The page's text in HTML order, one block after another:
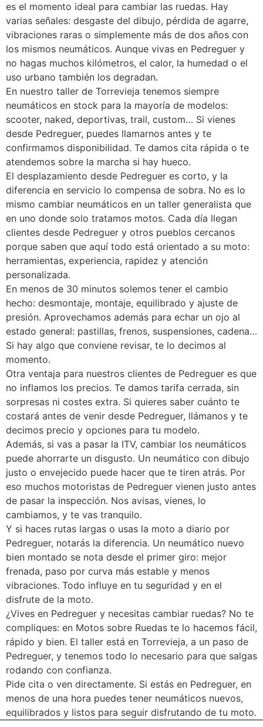
es el momento ideal para cambiar las ruedas. Hay
varias señales: desgaste del dibujo, pérdida de agarre,
vibraciones raras o simplemente más de dos años con
los mismos neumáticos. Aunque vivas en Pedreguer y
no hagas muchos kilómetros, el calor, la humedad o el
uso urbano también los degradan.
En nuestro taller de Torrevieja tenemos siempre
neumáticos en stock para la mayoría de modelos:
scooter, naked, deportivas, trail, custom… Si vienes
desde Pedreguer, puedes llamarnos antes y te
confirmamos disponibilidad. Te damos cita rápida o te
atendemos sobre la marcha si hay hueco.
El desplazamiento desde Pedreguer es corto, y la
diferencia en servicio lo compensa de sobra. No es lo
mismo cambiar neumáticos en un taller generalista que
en uno donde solo tratamos motos. Cada día llegan
clientes desde Pedreguer y otros pueblos cercanos
porque saben que aquí todo está orientado a su moto:
herramientas, experiencia, rapidez y atención
personalizada.
En menos de 30 minutos solemos tener el cambio
hecho: desmontaje, montaje, equilibrado y ajuste de
presión. Aprovechamos además para echar un ojo al
estado general: pastillas, frenos, suspensiones, cadena…
Si hay algo que conviene revisar, te lo decimos al
momento.
Otra ventaja para nuestros clientes de Pedreguer es que
no inflamos los precios. Te damos tarifa cerrada, sin
sorpresas ni costes extra. Si quieres saber cuánto te
costará antes de venir desde Pedreguer, llámanos y te
decimos precio y opciones para tu modelo.
Además, si vas a pasar la ITV, cambiar los neumáticos
puede ahorrarte un disgusto. Un neumático con dibujo
justo o envejecido puede hacer que te tiren atrás. Por
eso muchos motoristas de Pedreguer vienen justo antes
de pasar la inspección. Nos avisas, vienes, lo
cambiamos, y te vas tranquilo.
Y si haces rutas largas o usas la moto a diario por
Pedreguer, notarás la diferencia. Un neumático nuevo
bien montado se nota desde el primer giro: mejor
frenada, paso por curva más estable y menos
vibraciones. Todo influye en tu seguridad y en el
disfrute de la moto.
¿Vives en Pedreguer y necesitas cambiar ruedas? No te
compliques: en Motos sobre Ruedas te lo hacemos fácil,
rápido y bien. El taller está en Torrevieja, a un paso de
Pedreguer, y tenemos todo lo necesario para que salgas
rodando con confianza.
Pide cita o ven directamente. Si estás en Pedreguer, en
menos de una hora puedes tener neumáticos nuevos,
equilibrados y listos para seguir disfrutando de tu moto.